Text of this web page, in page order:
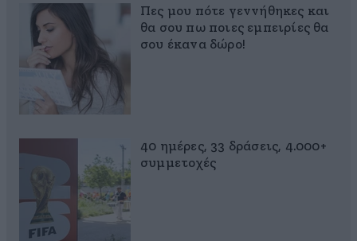
Πες μου πότε γεννήθηκες και
θα σου πω ποιες εμπειρίες θα
σου έκανα δώρο!
40 ημέρες, 33 δράσεις, 4.000+
συμμετοχές